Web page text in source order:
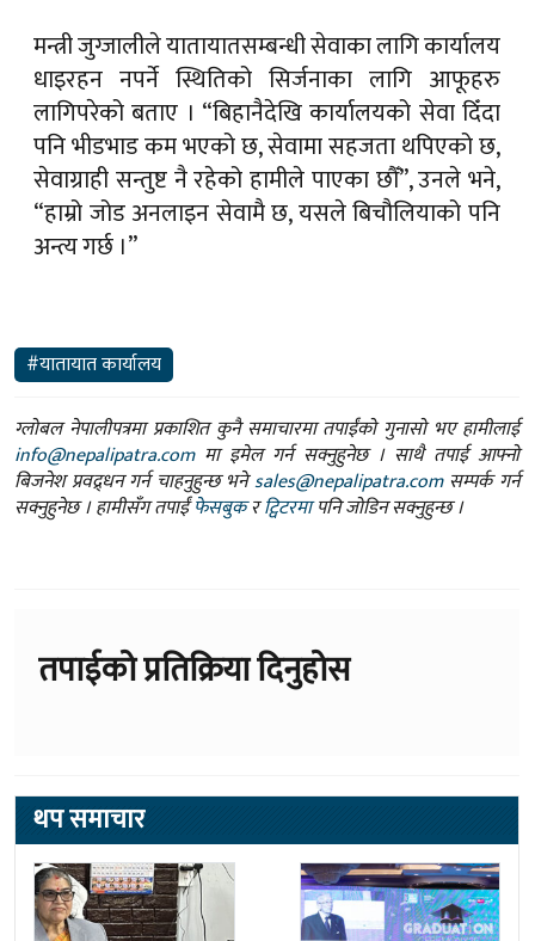
मन्त्री जुग्जालीले यातायातसम्बन्धी सेवाका लागि कार्यालय
धाइरहन नपर्ने स्थितिको सिर्जनाका लागि आफूहरु
लागिपरेको बताए । “बिहानैदेखि कार्यालयको सेवा दिँदा
पनि भीडभाड कम भएको छ, सेवामा सहजता थपिएको छ,
सेवाग्राही सन्तुष्ट नै रहेको हामीले पाएका छौँ”, उनले भने,
“हाम्रो जोड अनलाइन सेवामै छ, यसले बिचौलियाको पनि
अन्त्य गर्छ ।”
#यातायात कार्यालय
ग्लोबल नेपालीपत्रमा प्रकाशित कुनै समाचारमा तपाईंको गुनासो भए हामीलाई
info@nepalipatra.comमा इमेल गर्न सक्नुहुनेछ । साथै तपाई आफ्नो
बिजनेश प्रवद्र्धन गर्न चाहनुहुन्छ भनेsales@nepalipatra.comसम्पर्क गर्न
सक्नुहुनेछ । हामीसँग तपाईंफेसबुकरट्विटरमापनि जोडिन सक्नुहुन्छ ।
तपाईको प्रतिक्रिया दिनुहोस
थप समाचार